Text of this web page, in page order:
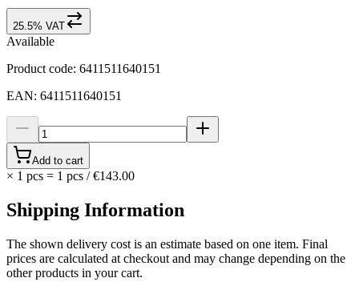
25.5% VAT
Available
Product code: 6411511640151
EAN: 6411511640151
Add to cart
× 1 pcs = 1 pcs / €143.00
Shipping Information
The shown delivery cost is an estimate based on one item. Final
prices are calculated at checkout and may change depending on the
other products in your cart.